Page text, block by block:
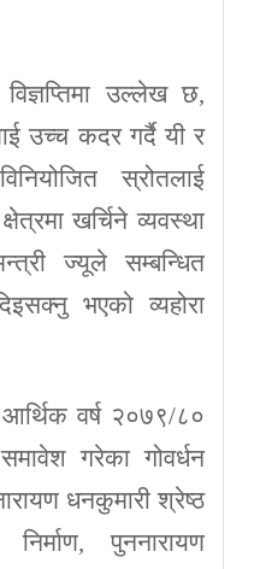
विज्ञप्तिमा उल्लेख छ,
उच्च कदर गर्दै यी र
स्रोतलाई
खर्चिने व्यवस्था
ज्यूले सम्बन्धित
भएको व्यहोरा
वर्ष २०७९/८०
गरेका गोवर्धन
धनकुमारी श्रेष्ठ
पुननारायण